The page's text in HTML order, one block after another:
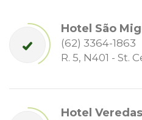
Hotel São
(62) 3364-1863
R. 5, N401 - St.
Hotel